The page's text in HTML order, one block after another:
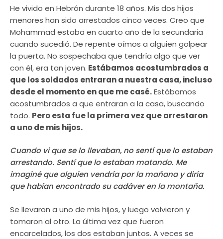
He vivido en Hebrón durante 18 años. Mis dos hijos
menores han sido arrestados cinco veces. Creo que
Mohammad estaba en cuarto año de la secundaria
cuando sucedió. De repente oímos a alguien golpear
la puerta. No sospechaba que tendría algo que ver
con él, era tan joven. Estábamos acostumbrados a
que los soldados entraran a nuestra casa, incluso
desde el momento en que me casé.Estábamos
acostumbrados a que entraran a la casa, buscando
todo. Pero esta fue la primera vez que arrestaron
a uno de mis hijos.
Cuando vi que se lo llevaban, no sentí que lo estaban
arrestando. Sentí que lo estaban matando. Me
imaginé que alguien vendría por la mañana y diría
que habían encontrado su cadáver en la montaña.
Se llevaron a uno de mis hijos, y luego volvieron y
tomaron al otro. La última vez que fueron
encarcelados, los dos estaban juntos. A veces se